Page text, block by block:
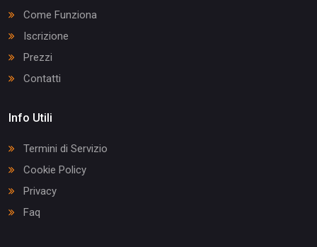
Come Funziona
Iscrizione
Prezzi
Contatti
Info Utili
Termini di Servizio
Cookie Policy
Privacy
Faq